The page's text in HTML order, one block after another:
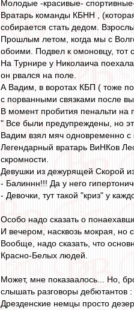
Молодые -красивые-
Вратарь команды КБНН ,
собирается стать дедом.
Прошлым летом, когда мы с
обоими. Подвел к омоновцу, тот
На Турнире у Николаича
он рвался на поле.
А Вадим, в воротах КБП ( тоже
с порванными связками после
В момент пробития пенальти на
" Все были предупреждены, но
Вадим взял мяч одновременно с
Легендарный вратарь ВиНКов
скромности.
Девушки из дежурящей Скорой
- Балиннн!!! Да у него
- Девочки, тут такой "криз" у
Особо надо сказать о
И вечером, насквозь мокрая, но
Вообще, надо сказать, что
Красно-Белых людей.
Может, мне показаалось... Но,
слышать разговоры дебютантов
Дрезденские немцы просто